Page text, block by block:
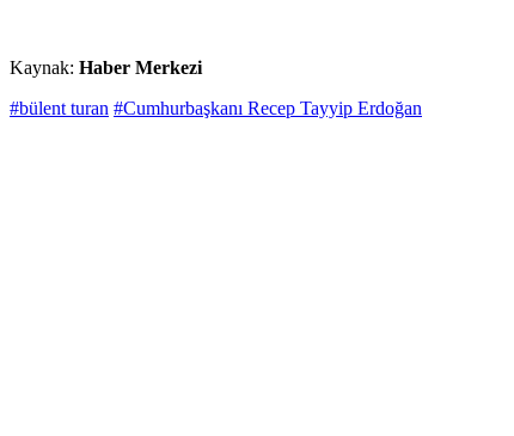
Kaynak: Haber Merkezi
#bülent turan #Cumhurbaşkanı Recep Tayyip Erdoğan